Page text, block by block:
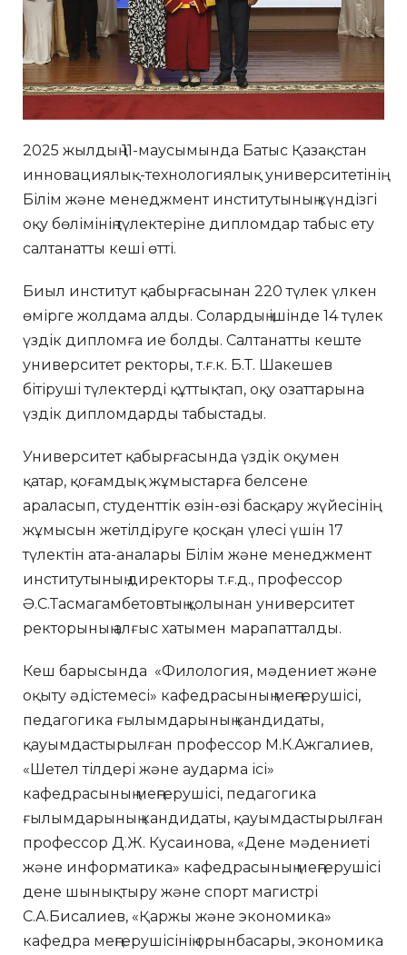
2025 жылдың 11-маусымында Батыс Қазақстан
инновациялық-технологиялық университетінің
Білім және менеджмент институтының күндізгі
оқу бөлімінің түлектеріне дипломдар табыс ету
салтанатты кеші өтті.
Биыл институт қабырғасынан 220 түлек үлкен
өмірге жолдама алды. Солардың ішінде 14 түлек
үздік дипломға ие болды. Салтанатты кеште
университет ректоры, т.ғ.к. Б.Т. Шакешев
бітіруші түлектерді құттықтап, оқу озаттарына
үздік дипломдарды табыстады.
Университет қабырғасында үздік оқумен
қатар, қоғамдық жұмыстарға белсене
араласып, студенттік өзін-өзі басқару жүйесінің
жұмысын жетілдіруге қосқан үлесі үшін 17
түлектін ата-аналары Білім және менеджмент
институтының директоры т.ғ.д., профессор
Ә.С.Тасмагамбетовтың қолынан университет
ректорының алғыс хатымен марапатталды.
Кеш барысында «Филология, мәдениет және
оқыту әдістемесі» кафедрасының меңгерушісі,
педагогика ғылымдарының кандидаты,
қауымдастырылған профессор М.К.Ажгалиев,
«Шетел тілдері және аударма ісі»
кафедрасының меңгерушісі, педагогика
ғылымдарының кандидаты, қауымдастырылған
профессор Д.Ж. Кусаинова, «Дене мәдениеті
және информатика» кафедрасының меңгерушісі
дене шынықтыру және спорт магистрі
С.А.Бисалиев, «Қаржы және экономика»
кафедра меңгерушісінің орынбасары, экономика